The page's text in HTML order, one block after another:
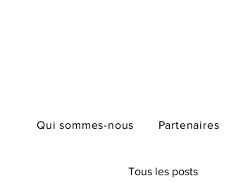
Qui sommes-nous Partenaires
Tous les posts